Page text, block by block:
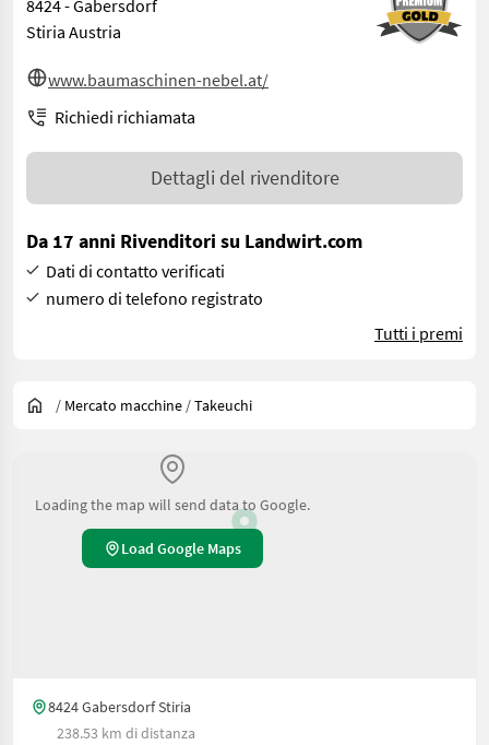
8424 - Gabersdorf
Stiria Austria
www.baumaschinen-nebel.at/
Richiedi richiamata
Dettagli del rivenditore
Da 17 anni Rivenditori su Landwirt.com
Dati di contatto verificati
numero di telefono registrato
Tutti i premi
/ Mercato macchine /Takeuchi
Loading the map will send data to Google.
Load Google Maps
8424 Gabersdorf Stiria
238.53 km di distanza